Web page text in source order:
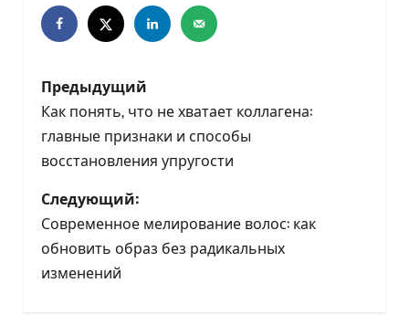
Н
а
в
и
г
а
Предыдущий
Как понять, что не хватает коллагена:
главные признаки и способы
восстановления упругости
Следующий:
Современное мелирование волос: как
обновить образ без радикальных
изменений